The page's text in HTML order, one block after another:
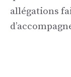
allégations